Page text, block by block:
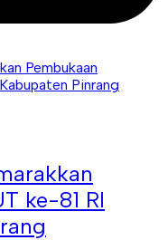
ke-81 RI